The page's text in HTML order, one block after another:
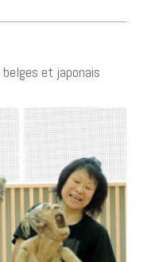
et japonais